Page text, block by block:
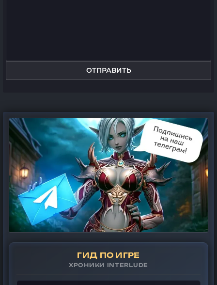
ОТПРАВИТЬ
ГИД ПО ИГРЕ
ХРОНИКИ INTERLUDE